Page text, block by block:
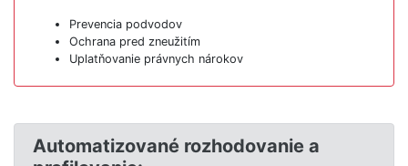
Prevencia podvodov
Ochrana pred zneužitím
Uplatňovanie právnych nárokov
Automatizované rozhodovanie a